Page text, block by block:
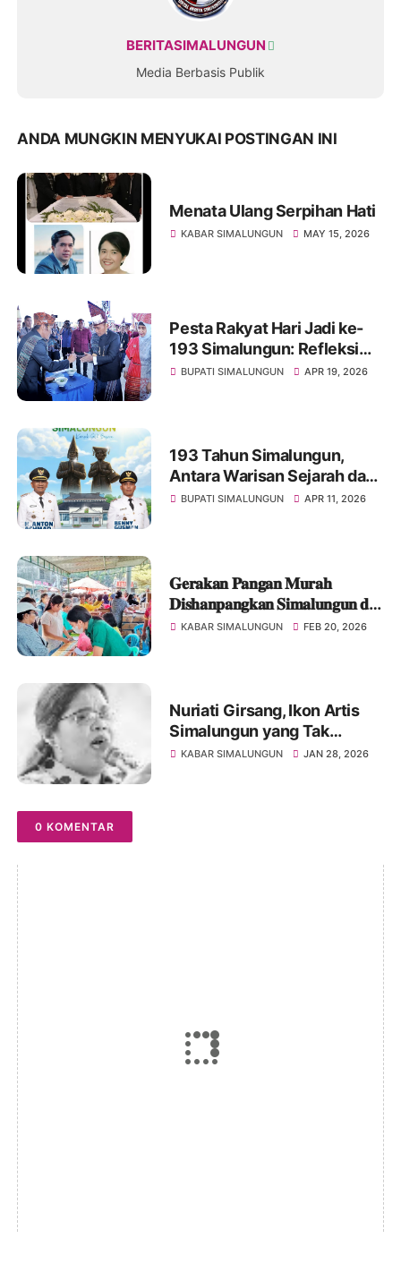
BERITASIMALUNGUN
Media Berbasis Publik
ANDA MUNGKIN MENYUKAI POSTINGAN INI
Menata Ulang Serpihan Hati
KABAR SIMALUNGUN MAY 15, 2026
Pesta Rakyat Hari Jadi ke-
193 Simalungun: Refleksi
Sejarah dan Penguatan
BUPATI SIMALUNGUN APR 19, 2026
193 Tahun Simalungun,
Antara Warisan Sejarah dan
Jalan Rusak yang Belum
BUPATI SIMALUNGUN APR 11, 2026
𝐆𝐞𝐫𝐚𝐤𝐚𝐧 𝐏𝐚𝐧𝐠𝐚𝐧 𝐌𝐮𝐫𝐚𝐡
𝐃𝐢𝐬𝐡𝐚𝐧𝐩𝐚𝐧𝐠𝐤𝐚𝐧 𝐒𝐢𝐦𝐚𝐥𝐮𝐧𝐠𝐮𝐧 𝐝𝐢
𝐊𝐨𝐭𝐚 𝐖𝐢𝐬𝐚𝐭𝐚 𝐏𝐚𝐫𝐚𝐩𝐚𝐭 𝐃𝐢𝐬𝐞𝐫𝐛𝐮
KABAR SIMALUNGUN FEB 20, 2026
Nuriati Girsang, Ikon Artis
Simalungun yang Tak
Tergantikan, Suara Budaya
KABAR SIMALUNGUN JAN 28, 2026
0 KOMENTAR